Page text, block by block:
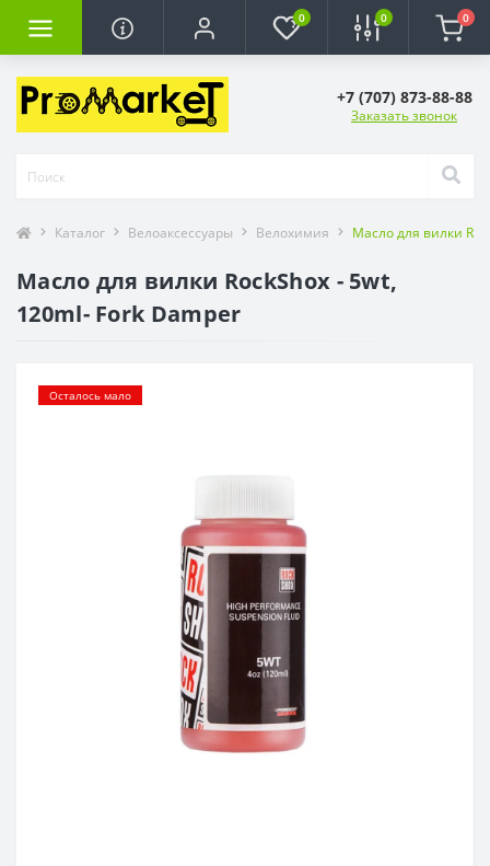
0 0 0
+7 (707) 873-88-88
Заказать звонок
Каталог Велоаксессуары Велохимия Масло для вилки
Масло для вилки RockShox - 5wt,
120ml- Fork Damper
Осталось мало